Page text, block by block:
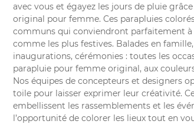
avec vous et égayez les jours de pluie
original pour femme. Ces parapluies
communs qui conviendront parfaitement
comme les plus festives. Balades en
inaugurations, cérémonies : toutes les
parapluie pour femme original, aux
Nos équipes de concepteurs et designers
toile pour laisser exprimer leur créativité.
embellissent les rassemblements et les
l’opportunité de colorer les lieux tout en